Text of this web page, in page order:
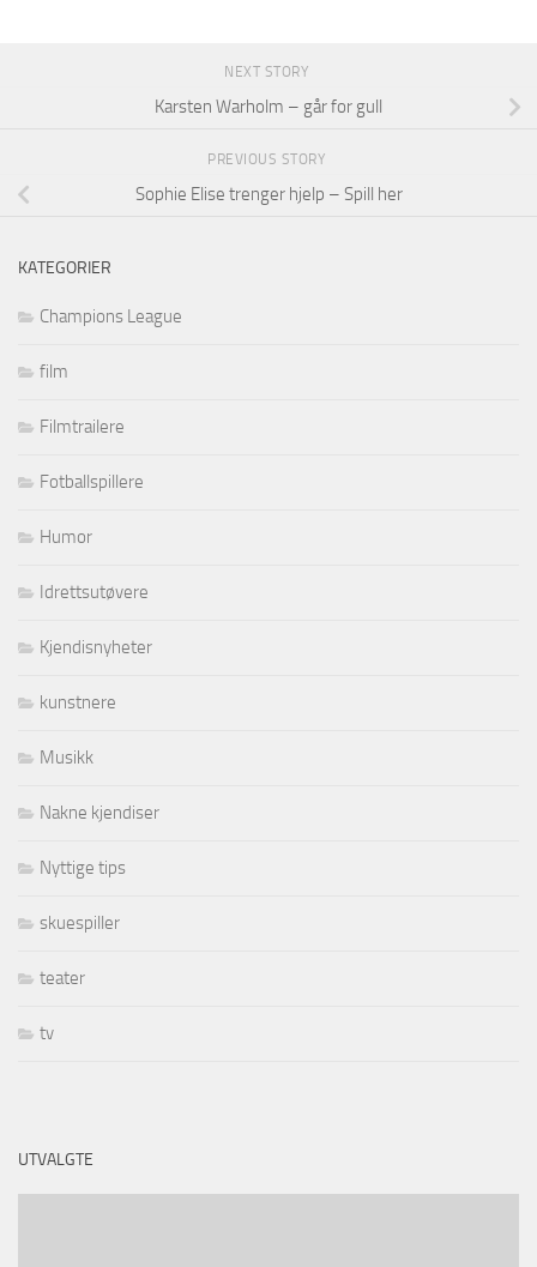
NEXT STORY
Karsten Warholm – går for gull
PREVIOUS STORY
Sophie Elise trenger hjelp – Spill her
KATEGORIER
Champions League
film
Filmtrailere
Fotballspillere
Humor
Idrettsutøvere
Kjendisnyheter
kunstnere
Musikk
Nakne kjendiser
Nyttige tips
skuespiller
teater
tv
UTVALGTE